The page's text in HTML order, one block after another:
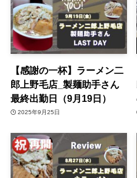
【感謝の一杯】ラーメン二
郎上野毛店_製麺助手さん
最終出勤日（9月19日）
2025年9月25日